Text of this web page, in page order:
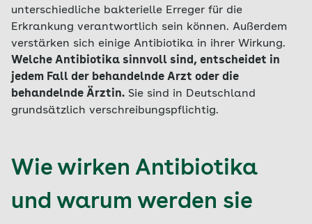
unterschiedliche bakterielle Erreger für die
Erkrankung verantwortlich sein können. Außerdem
verstärken sich einige Antibiotika in ihrer Wirkung.
Welche Antibiotika sinnvoll sind, entscheidet in
jedem Fall der behandelnde Arzt oder die
behandelnde Ärztin. Sie sind in Deutschland
grundsätzlich verschreibungspflichtig.
Wie wirken Antibiotika
und warum werden sie